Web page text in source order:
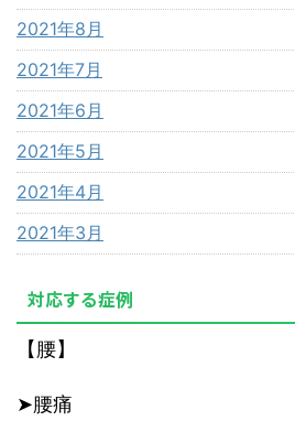
2021年8月
2021年7月
2021年6月
2021年5月
2021年4月
2021年3月
対応する症例
【腰】
➤腰痛